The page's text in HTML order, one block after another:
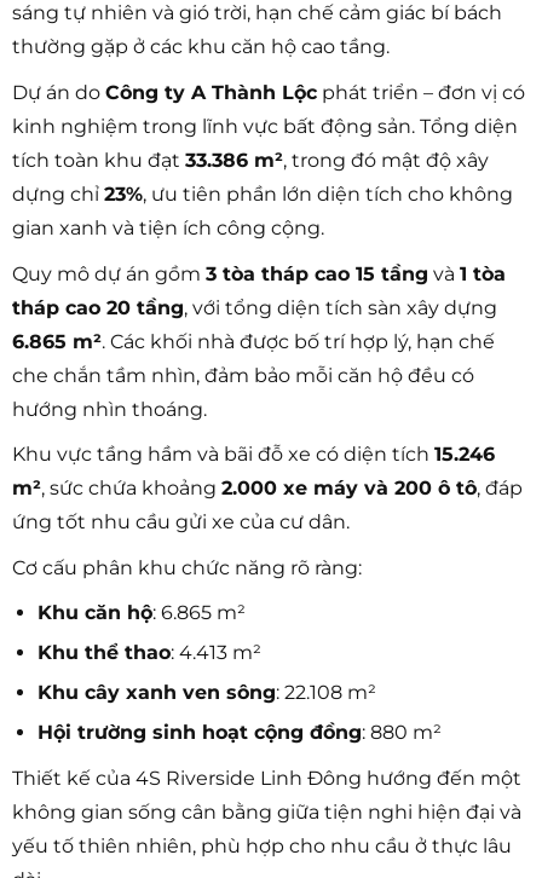
sáng tự nhiên và gió trời, hạn chế cảm giác bí bách
thường gặp ở các khu căn hộ cao tầng.
Dự án do Công ty A Thành Lộc phát triển – đơn vị có
kinh nghiệm trong lĩnh vực bất động sản. Tổng diện
tích toàn khu đạt 33.386 m², trong đó mật độ xây
dựng chỉ 23%, ưu tiên phần lớn diện tích cho không
gian xanh và tiện ích công cộng.
Quy mô dự án gồm 3 tòa tháp cao 15 tầng và 1 tòa
tháp cao 20 tầng, với tổng diện tích sàn xây dựng
6.865 m². Các khối nhà được bố trí hợp lý, hạn chế
che chắn tầm nhìn, đảm bảo mỗi căn hộ đều có
hướng nhìn thoáng.
Khu vực tầng hầm và bãi đỗ xe có diện tích 15.246
m², sức chứa khoảng 2.000 xe máy và 200 ô tô, đáp
ứng tốt nhu cầu gửi xe của cư dân.
Cơ cấu phân khu chức năng rõ ràng:
Khu căn hộ: 6.865 m²
Khu thể thao: 4.413 m²
Khu cây xanh ven sông: 22.108 m²
Hội trường sinh hoạt cộng đồng: 880 m²
Thiết kế của 4S Riverside Linh Đông hướng đến một
không gian sống cân bằng giữa tiện nghi hiện đại và
yếu tố thiên nhiên, phù hợp cho nhu cầu ở thực lâu